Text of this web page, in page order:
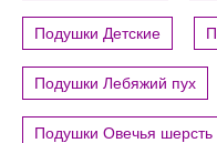
Подушки Детские
Подушки Лебяжий пух
Подушки Овечья шерсть